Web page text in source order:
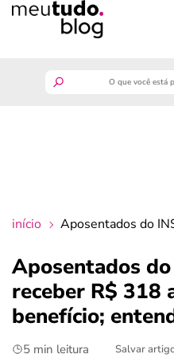
crédito fácil
últimas notícias
início Aposentados do
Aposentados
receber R$ 318
benefício;
5 min leitura Salvar